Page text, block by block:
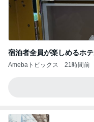
宿泊者全員が楽しめるホ
Amebaトピックス 21時間前